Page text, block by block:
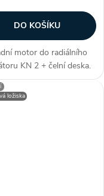
DO KOŠÍKU
motor do radiálního
KN 2 + čelní deska.
pro verze pod omítku
nebo na stěnu.
ložiska